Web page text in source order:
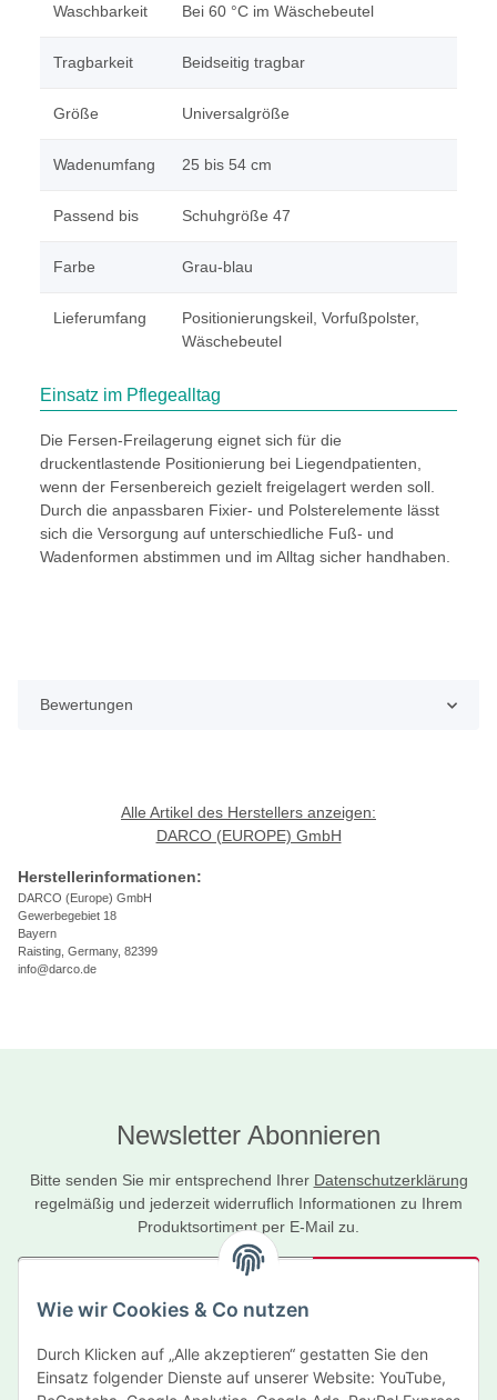
Wie wir Cookies & Co nutzen
Durch Klicken auf „Alle akzeptieren“ gestatten Sie den
Einsatz folgender Dienste auf unserer Website: YouTube,
Waschbarkeit Bei 60 °C im Wäschebeutel
Tragbarkeit Beidseitig tragbar
Größe Universalgröße
Wadenumfang 25 bis 54 cm
Passend bis Schuhgröße 47
Farbe Grau-blau
Lieferumfang
Positionierungskeil, Vorfußpolster,
Wäschebeutel
Einsatz im Pflegealltag
Die Fersen-Freilagerung eignet sich für die
druckentlastende Positionierung bei Liegendpatienten,
wenn der Fersenbereich gezielt freigelagert werden soll.
Durch die anpassbaren Fixier- und Polsterelemente lässt
sich die Versorgung auf unterschiedliche Fuß- und
Wadenformen abstimmen und im Alltag sicher handhaben.
Bewertungen
Alle Artikel des Herstellers anzeigen:
DARCO (EUROPE) GmbH
Herstellerinformationen:
DARCO (Europe) GmbH
Gewerbegebiet 18
Bayern
Raisting, Germany, 82399
info@darco.de
Newsletter Abonnieren
Bitte senden Sie mir entsprechend Ihrer Datenschutzerklärung
regelmäßig und jederzeit widerruflich Informationen zu Ihrem
Produktsortiment per E-Mail zu.
Newsletter Abonnieren
Informationen